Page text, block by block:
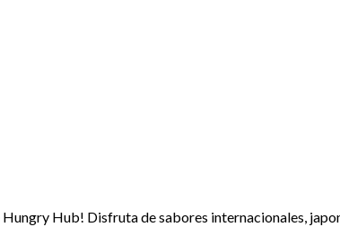
Hub! Disfruta de sabores internacionales,